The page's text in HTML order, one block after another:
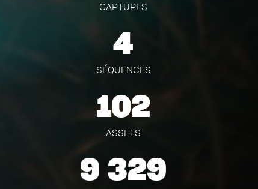
CAPTURES
4
SÉQUENCES
102
ASSETS
9 329